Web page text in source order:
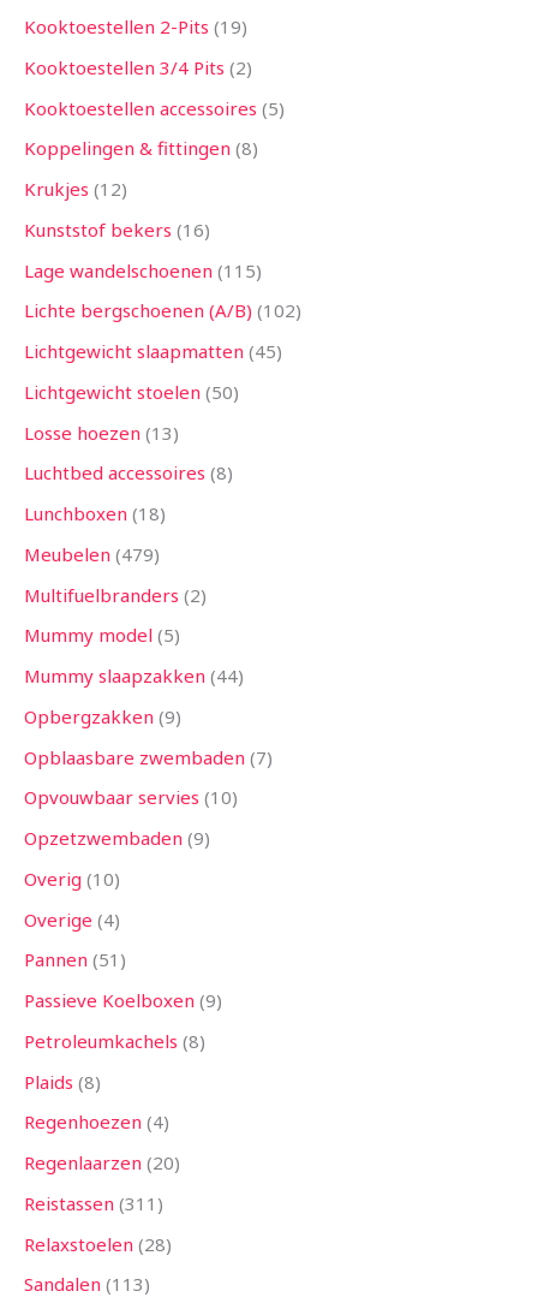
Kooktoestellen 2-Pits 19
Kooktoestellen 3/4 Pits 2
Kooktoestellen accessoires 5
Koppelingen & fittingen 8
Krukjes 12
Kunststof bekers 16
Lage wandelschoenen 115
Lichte bergschoenen (A/B) 102
Lichtgewicht slaapmatten 45
Lichtgewicht stoelen 50
Losse hoezen 13
Luchtbed accessoires 8
Lunchboxen 18
Meubelen 479
Multifuelbranders 2
Mummy model 5
Mummy slaapzakken 44
Opbergzakken 9
Opblaasbare zwembaden 7
Opvouwbaar servies 10
Opzetzwembaden 9
Overig 10
Overige 4
Pannen 51
Passieve Koelboxen 9
Petroleumkachels 8
Plaids 8
Regenhoezen 4
Regenlaarzen 20
Reistassen 311
Relaxstoelen 28
Sandalen 113